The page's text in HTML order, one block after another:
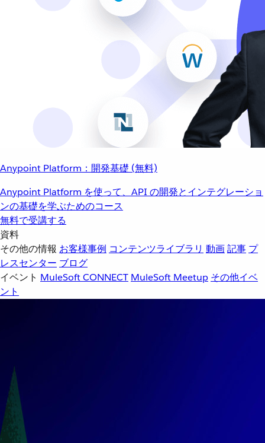
Anypoint Platform：開発基礎 (無料)
Anypoint Platform を使って、API の開発とインテグレーショ
ンの基礎を学ぶためのコース
無料で受講する
資料
その他の情報 お客様事例 コンテンツライブラリ 動画記事 プ
レスセンター ブログ
イベント MuleSoft CONNECT MuleSoft Meetup その他イベ
ント